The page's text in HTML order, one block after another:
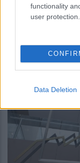
functionality
user protection.
Data Deletion
, 7 Αυγούστου